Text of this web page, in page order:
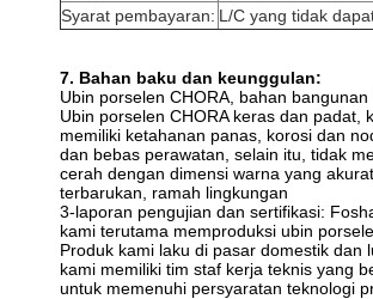
Syarat pembayaran: L/C yang tidak
7. Bahan baku dan keunggulan:
Ubin porselen CHORA, bahan bangunan
Ubin porselen CHORA keras dan
memiliki ketahanan panas, korosi dan
dan bebas perawatan, selain itu, tidak
cerah dengan dimensi warna yang
terbarukan, ramah lingkungan
3-laporan pengujian dan sertifikasi:
kami terutama memproduksi ubin
Produk kami laku di pasar domestik dan
kami memiliki tim staf kerja teknis yang
untuk memenuhi persyaratan teknologi